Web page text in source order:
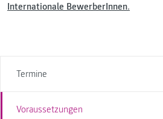
Termine
Voraussetzungen
Internationale BewerberInnen.